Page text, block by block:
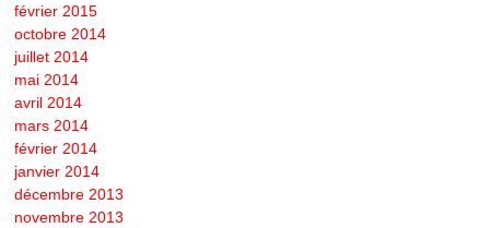
février 2015
octobre 2014
juillet 2014
mai 2014
avril 2014
mars 2014
février 2014
janvier 2014
décembre 2013
novembre 2013